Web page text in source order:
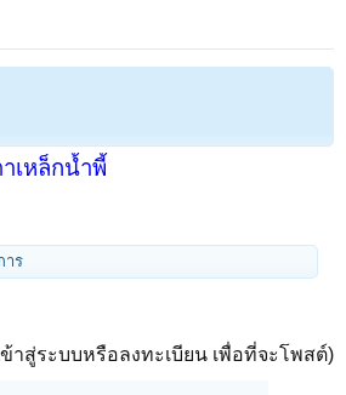
เหล็กน้ำพี้
าร
าสู่ระบบหรือลงทะเบียน เพื่อที่จะโพสต์)